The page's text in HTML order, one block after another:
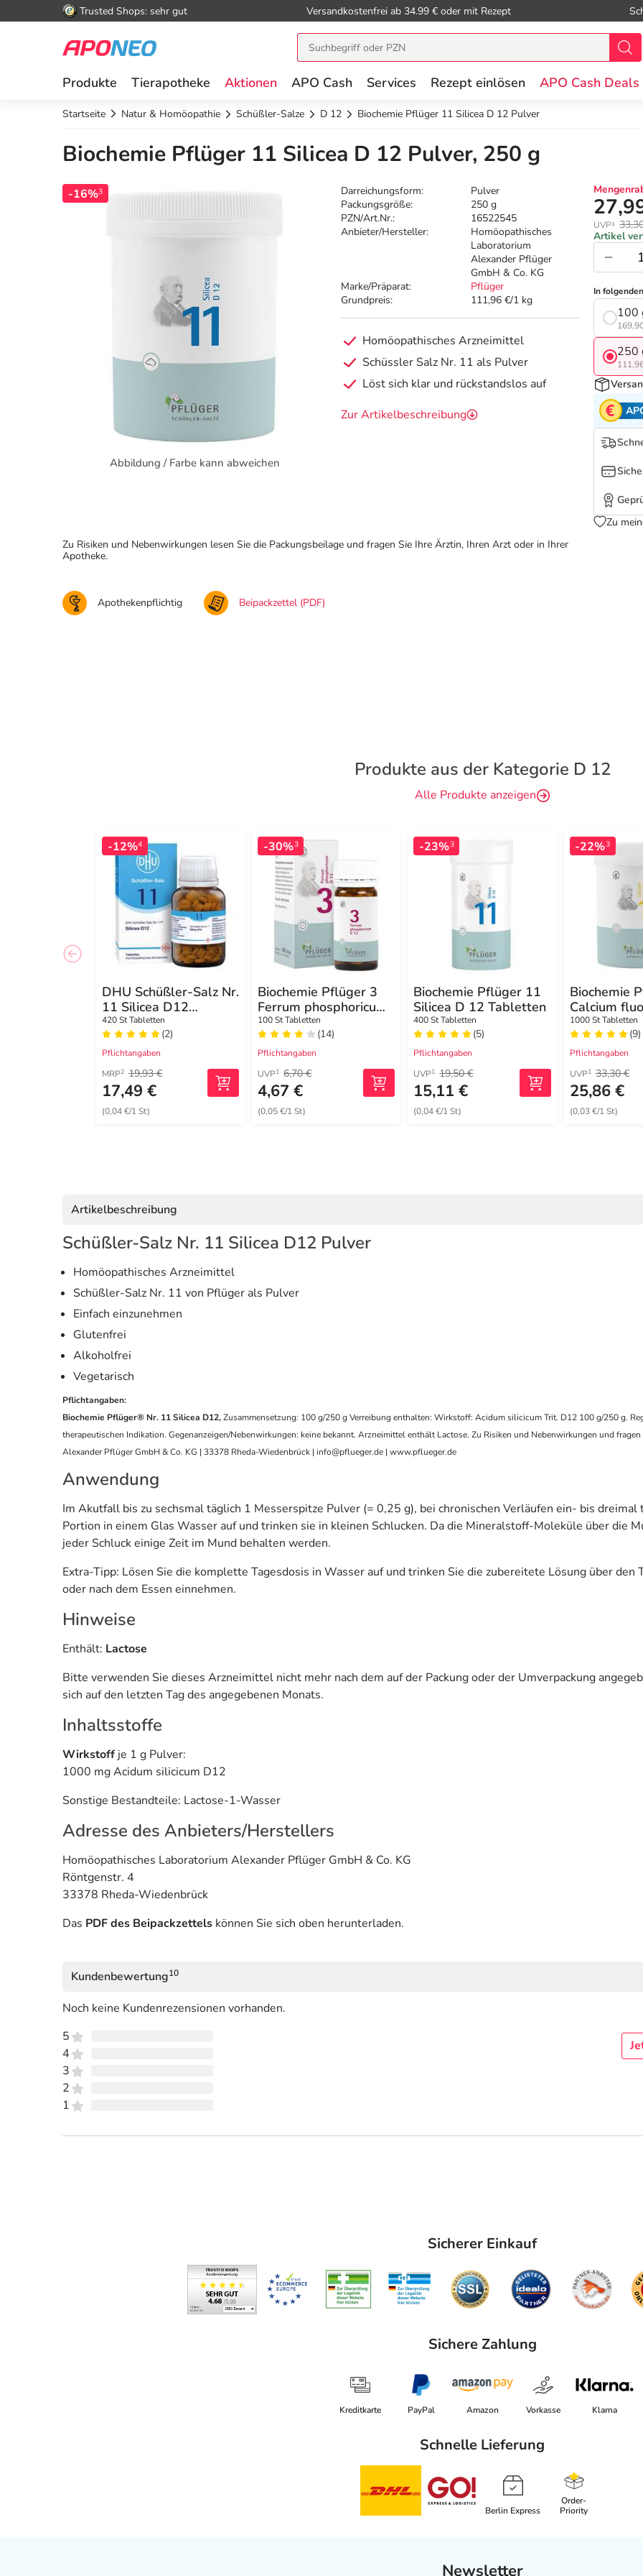
Trusted Shops: sehr gut Versandkostenfrei ab 34.99 € oder mit Rezept
Produkte Tierapotheke Aktionen APO Cash Services Rezept einlösen APO Cash Deals
Startseite Natur & Homöopathie Schüßler-Salze D 12 Biochemie Pflüger 11 Silicea D 12 Pulver
Biochemie Pflüger 11 Silicea D 12 Pulver, 250 g
-16%3
Abbildung / Farbe kann abweichen
Darreichungsform:
Pulver
Packungsgröße:
250 g
PZN/Art.Nr.:
16522545
Anbieter/Hersteller:
Homöopathisches
Laboratorium
Alexander Pflüger
GmbH & Co. KG
Marke/Präparat:
Pflüger
Grundpreis:
111,96 €/1 kg
Homöopathisches Arzneimittel
Schüssler Salz Nr. 11 als Pulver
Löst sich klar und rückstandslos auf
Zur Artikelbeschreibung
UVP¹
Artikel
In
100
250
Zu
Zu Risiken und Nebenwirkungen lesen Sie die Packungsbeilage und fragen Sie Ihre Ärztin, Ihren Arzt oder in Ihrer
Apotheke.
Apothekenpflichtig Beipackzettel (PDF)
Produkte aus der Kategorie D 12
Alle Produkte anzeigen
-12%4
DHU Schüßler-Salz Nr.
11 Silicea D12
Tabletten
420 St Tabletten
(2)
Pflichtangaben
MRP2 19,93 €
17,49 €
(0,04 €/1 St)
-30%3
Biochemie Pflüger 3
Ferrum phosphoricum
D 12 Tabletten
100 St Tabletten
(14)
Pflichtangaben
UVP1 6,70 €
4,67 €
(0,05 €/1 St)
-23%3
Biochemie Pflüger 11
Silicea D 12 Tabletten
400 St Tabletten
(5)
Pflichtangaben
UVP1 19,50 €
15,11 €
(0,04 €/1 St)
-22%3
Biochemie
Calcium
12 Tabletten
1000 St Tabletten
(9)
Pflichtangaben
UVP1 33,30 €
25,86 €
(0,03 €/1 St)
Artikelbeschreibung
Schüßler-Salz Nr. 11 Silicea D12 Pulver
Homöopathisches Arzneimittel
Schüßler-Salz Nr. 11 von Pflüger als Pulver
Einfach einzunehmen
Glutenfrei
Alkoholfrei
Vegetarisch
Pflichtangaben:
Biochemie Pflüger® Nr. 11 Silicea D12,Zusammensetzung: 100 g/250 g Verreibung enthalten: Wirkstoff: Acidum silicicum Trit. D12 100 g/250 g.
therapeutischen Indikation. Gegenanzeigen/Nebenwirkungen: keine bekannt. Arzneimittel enthält Lactose. Zu Risiken und Nebenwirkungen und
Alexander Pflüger GmbH & Co. KG | 33378 Rheda-Wiedenbrück | info@pflueger.de | www.pflueger.de
Anwendung
Im Akutfall bis zu sechsmal täglich 1 Messerspitze Pulver (= 0,25 g), bei chronischen Verläufen ein- bis
Portion in einem Glas Wasser auf und trinken sie in kleinen Schlucken. Da die Mineralstoff-Moleküle über die
jeder Schluck einige Zeit im Mund behalten werden.
Extra-Tipp: Lösen Sie die komplette Tagesdosis in Wasser auf und trinken Sie die zubereitete Lösung über
oder nach dem Essen einnehmen.
Hinweise
Enthält: Lactose
Bitte verwenden Sie dieses Arzneimittel nicht mehr nach dem auf der Packung oder der Umverpackung
sich auf den letzten Tag des angegebenen Monats.
Inhaltsstoffe
Wirkstoff je 1 g Pulver:
1000 mg Acidum silicicum D12
Sonstige Bestandteile: Lactose-1-Wasser
Adresse des Anbieters/Herstellers
Homöopathisches Laboratorium Alexander Pflüger GmbH & Co. KG
Röntgenstr. 4
33378 Rheda-Wiedenbrück
Das PDF des Beipackzettels können Sie sich oben herunterladen.
Kundenbewertung10
Noch keine Kundenrezensionen vorhanden.
5
4
3
2
1
Sicherer Einkauf
Sichere Zahlung
Kreditkarte PayPal Amazon Vorkasse Klarna
Schnelle Lieferung
Berlin Express
Order-
Priority
Newsletter